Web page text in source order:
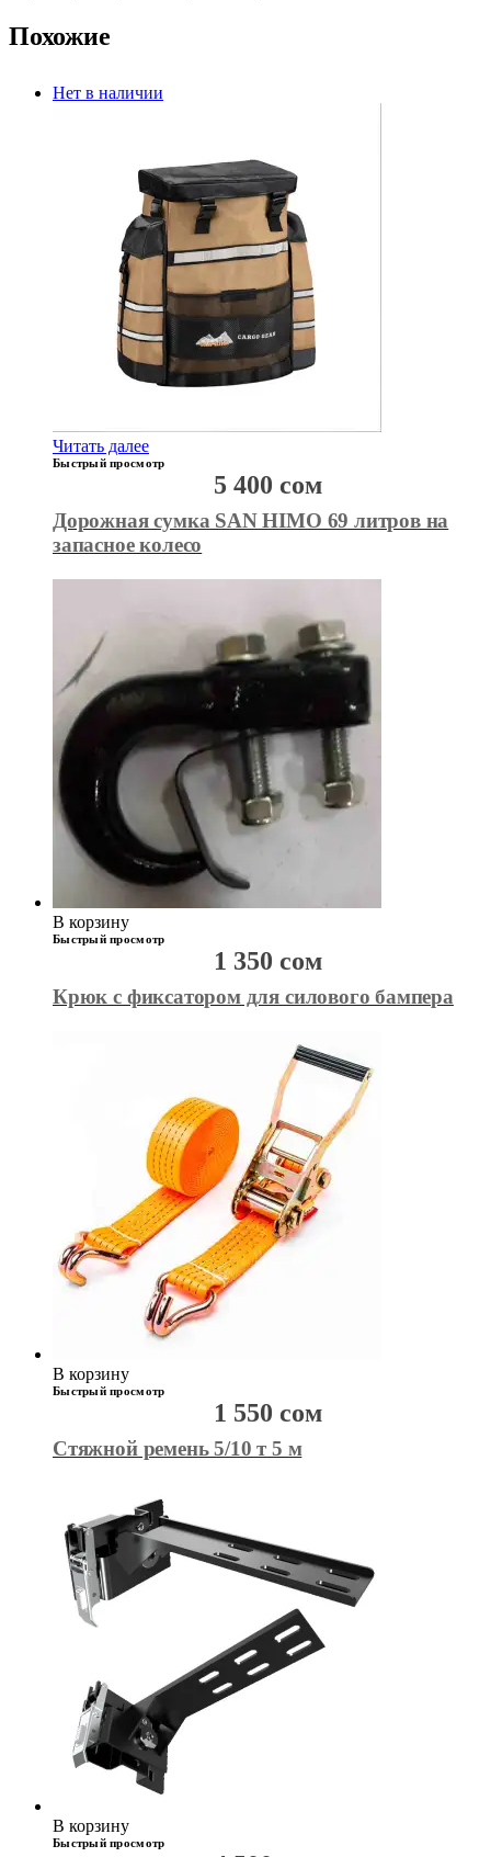
Похожие
Нет в наличии
Читать далее
Быстрый просмотр
Дорожная сумка SAN HIMO 69 литров на
запасное колесо
5 400 сом
В корзину
Быстрый просмотр
Крюк с фиксатором для силового бампера
1 350 сом
В корзину
Быстрый просмотр
Стяжной ремень 5/10 т 5 м
1 550 сом
В корзину
Быстрый просмотр